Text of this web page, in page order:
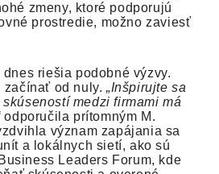
zmeny, ktoré podporujú
prostredie, možno zaviesť
riešia podobné výzvy.
začínať od nuly.„Inšpirujte sa
medzi firmami má
odporučila prítomným M.
význam zapájania sa
a lokálnych sietí, ako sú
Leaders Forum, kde